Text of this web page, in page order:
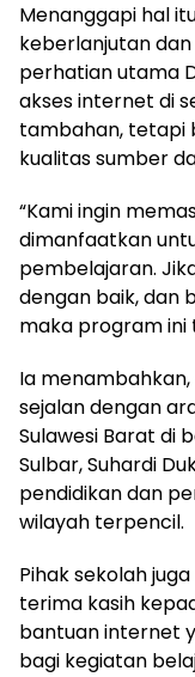
Menanggapi hal
keberlanjutan
perhatian utama
akses internet di
tambahan, tetapi
kualitas sumber
“Kami ingin
dimanfaatkan
pembelajaran.
dengan baik, dan
maka program ini
Ia
sejalan dengan
Sulawesi Barat di
Sulbar, Suhardi
pendidikan dan
wilayah terpencil.
Pihak sekolah
terima kasih
bantuan internet
bagi kegiatan